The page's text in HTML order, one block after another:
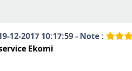
12-2017 10:17:59 - Note :
Ekomi